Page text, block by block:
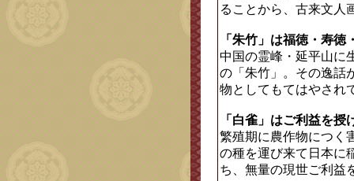
ることから、古来文人
「朱竹」は福徳・寿徳
中国の霊峰・延平山に
の「朱竹」。その逸話
物としてもてはやされ
「白雀」はご利益を授
繁殖期に農作物につく
の種を運び来て日本に
ち、無量の現世ご利益